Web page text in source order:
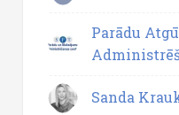
Parādu
Sanda